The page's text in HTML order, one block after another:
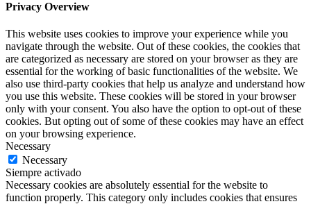
Privacy Overview
This website uses cookies to improve your experience while you
navigate through the website. Out of these cookies, the cookies that
are categorized as necessary are stored on your browser as they are
essential for the working of basic functionalities of the website. We
also use third-party cookies that help us analyze and understand how
you use this website. These cookies will be stored in your browser
only with your consent. You also have the option to opt-out of these
cookies. But opting out of some of these cookies may have an effect
on your browsing experience.
Necessary
Necessary
Siempre activado
Necessary cookies are absolutely essential for the website to
function properly. This category only includes cookies that ensures